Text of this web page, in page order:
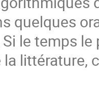
quelques
le temps
littérature,